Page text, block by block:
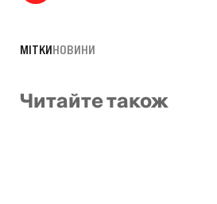
МІТКИНОВИНИ
Читайте також